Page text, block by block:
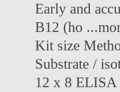
Early and
B12 (ho
Kit size
Substrate /
12 x 8